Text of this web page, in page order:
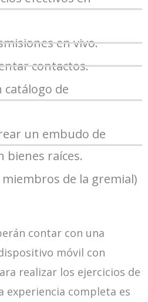
en vivo.
contactos.
catálogo de
un embudo de
bienes raíces.
miembros de la gremial)
contar con una
móvil con
realizar los ejercicios de
experiencia completa es